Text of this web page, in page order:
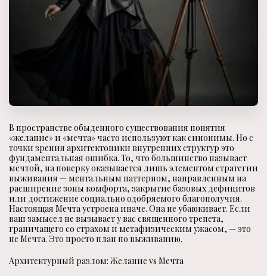
В пространстве обыденного существования понятия
«желание» и «мечта» часто используют как синонимы. Но с
точки зрения архитектоники внутренних структур это
фундаментальная ошибка. То, что большинство называет
мечтой, на поверку оказывается лишь элементом стратегии
выживания — ментальным паттерном, направленным на
расширение зоны комфорта, закрытие базовых дефицитов
или достижение социально одобряемого благополучия.
Настоящая Мечта устроена иначе. Она не убаюкивает. Если
ваш замысел не вызывает у вас священного трепета,
граничащего со страхом и метафизическим ужасом, — это
не Мечта. Это просто план по выживанию.
Архитектурный разлом: Желание vs Мечта